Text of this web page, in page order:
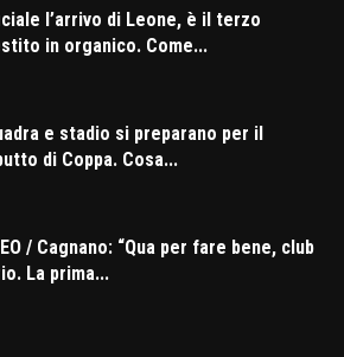
l’arrivo di Leone, è il terzo
in organico. Come...
e stadio si preparano per il
di Coppa. Cosa...
/ Cagnano: “Qua per fare bene, club
La prima...